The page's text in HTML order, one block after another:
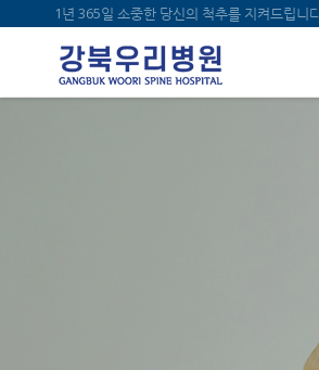
1년 365일 소중한 당신의 척추를 지켜드립니